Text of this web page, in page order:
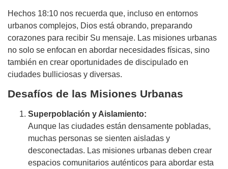
Hechos 18:10 nos recuerda que, incluso en entornos
urbanos complejos, Dios está obrando, preparando
corazones para recibir Su mensaje. Las misiones urbanas
no solo se enfocan en abordar necesidades físicas, sino
también en crear oportunidades de discipulado en
ciudades bulliciosas y diversas.
Desafíos de las Misiones Urbanas
Superpoblación y Aislamiento:
Aunque las ciudades están densamente pobladas,
muchas personas se sienten aisladas y
desconectadas. Las misiones urbanas deben crear
espacios comunitarios auténticos para abordar esta